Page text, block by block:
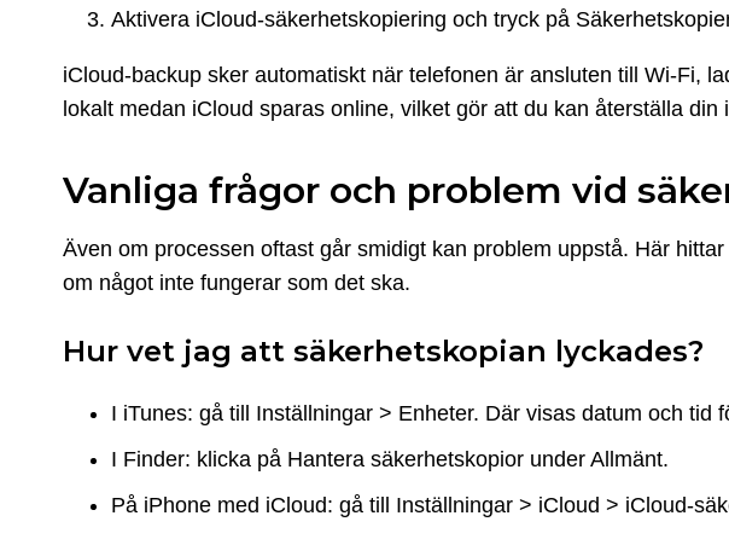
Aktivera iCloud-säkerhetskopiering och tryck på
iCloud-backup sker automatiskt när telefonen är ansluten till Wi-Fi,
lokalt medan iCloud sparas online, vilket gör att du kan återställa din
Vanliga frågor och problem vid
Även om processen oftast går smidigt kan problem uppstå. Här
om något inte fungerar som det ska.
Hur vet jag att säkerhetskopian lyckades?
I iTunes: gå till Inställningar > Enheter. Där visas datum och tid
I Finder: klicka på Hantera säkerhetskopior under Allmänt.
På iPhone med iCloud: gå till Inställningar > iCloud > iCloud-